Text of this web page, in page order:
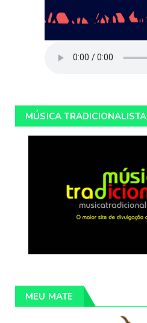
MÚSICA TRADICIONALISTA
MEU MATE